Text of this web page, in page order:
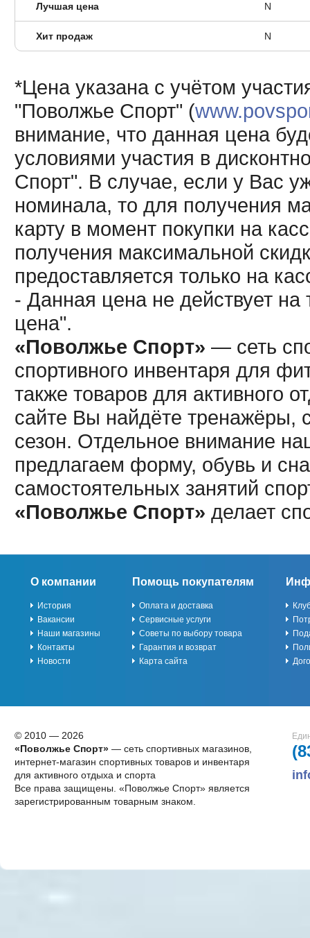
Лучшая цена N
Хит продаж N
*Цена указана с учётом
"Поволжье Спорт" (
внимание, что данная цена
условиями участия в
Спорт". В случае, если у Вас
номинала, то для получения
карту в момент покупки на
получения максимальной
предоставляется только на
- Данная цена не действует
цена".
«Поволжье Спорт» — сеть
спортивного инвентаря для
также товаров для активного
сайте Вы найдёте тренажёры,
сезон. Отдельное внимание
предлагаем форму, обувь и
самостоятельных занятий
«Поволжье Спорт» делает
О компании
История
Вакансии
Наши магазины
Контакты
Новости
Помощь покупателям
Оплата и доставка
Сервисные услуги
Советы по выбору товара
Гарантия и возврат
Карта сайта
© 2010 — 2026
«Поволжье Спорт»— сеть спортивных магазинов,
интернет-магазин спортивных товаров и инвентаря
для активного отдыха и спорта
Все права защищены. «Поволжье Спорт» является
зарегистрированным товарным знаком.